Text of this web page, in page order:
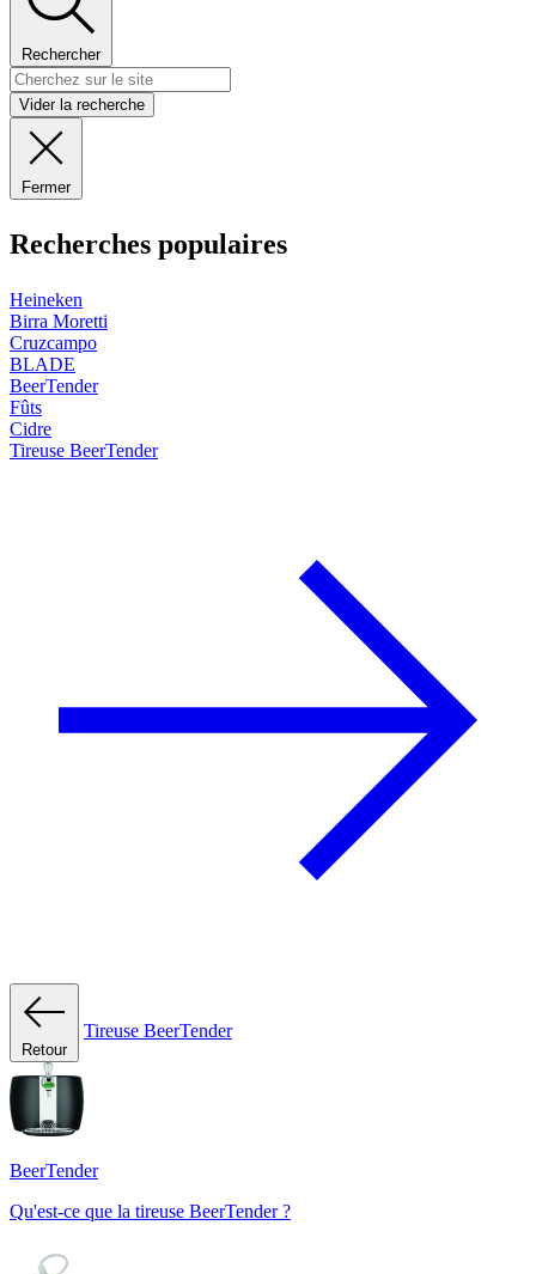
Rechercher
Vider la recherche
Fermer
Recherches populaires
Heineken
Birra Moretti
Cruzcampo
BLADE
BeerTender
Fûts
Cidre
Tireuse BeerTender
Retour
Tireuse BeerTender
BeerTender
Qu'est-ce que la tireuse BeerTender ?